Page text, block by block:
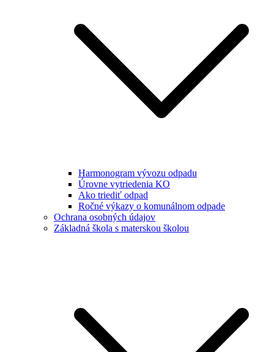
Harmonogram vývozu odpadu
Úrovne vytriedenia KO
Ako triediť odpad
Ročné výkazy o komunálnom odpade
Ochrana osobných údajov
Základná škola s materskou školou